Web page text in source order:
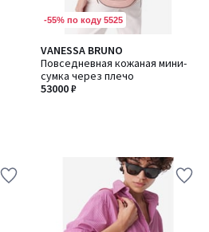
-55% по коду 5525
VANESSA BRUNO
Повседневная кожаная мини-
сумка через плечо
53000 ₽